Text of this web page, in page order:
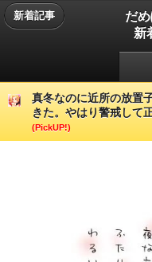
新着記事
だ
新
真冬なのに近所の放置
きた。やはり警戒して
(PickUP!)